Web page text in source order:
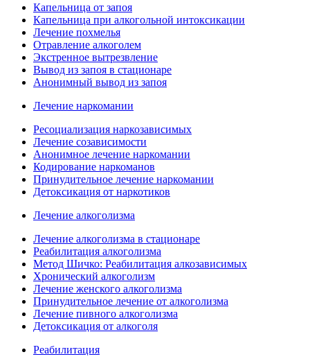
Капельница от запоя
Капельница при алкогольной интоксикации
Лечение похмелья
Отравление алкоголем
Экстренное вытрезвление
Вывод из запоя в стационаре
Анонимный вывод из запоя
Лечение наркомании
Ресоциализация наркозависимых
Лечение созависимости
Анонимное лечение наркомании
Кодирование наркоманов
Принудительное лечение наркомании
Детоксикация от наркотиков
Лечение алкоголизма
Лечение алкоголизма в стационаре
Реабилитация алкоголизма
Метод Шичко: Реабилитация алкозависимых
Хронический алкоголизм
Лечение женского алкоголизма
Принудительное лечение от алкоголизма
Лечение пивного алкоголизма
Детоксикация от алкоголя
Реабилитация